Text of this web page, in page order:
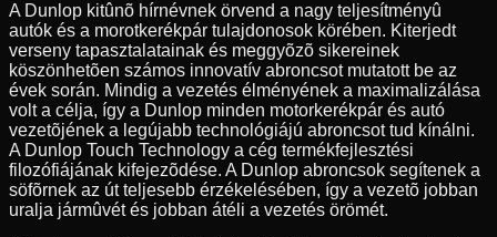
A Dunlop kitûnõ hírnévnek örvend a nagy teljesítményû
autók és a morotkerékpár tulajdonosok körében. Kiterjedt
verseny tapasztalatainak és meggyõzõ sikereinek
köszönhetõen számos innovatív abroncsot mutatott be az
évek során. Mindig a vezetés élményének a maximalizálása
volt a célja, így a Dunlop minden motorkerékpár és autó
vezetõjének a legújabb technológiájú abroncsot tud kínálni.
A Dunlop Touch Technology a cég termékfejlesztési
filozófiájának kifejezõdése. A Dunlop abroncsok segítenek a
söfõrnek az út teljesebb érzékelésében, így a vezetõ jobban
uralja jármûvét és jobban átéli a vezetés örömét.